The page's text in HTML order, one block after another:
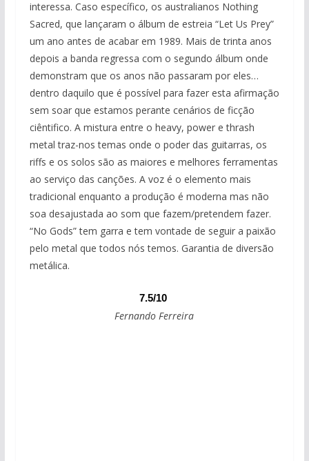
interessa. Caso específico, os australianos Nothing
Sacred, que lançaram o álbum de estreia “Let Us Prey”
um ano antes de acabar em 1989. Mais de trinta anos
depois a banda regressa com o segundo álbum onde
demonstram que os anos não passaram por eles…
dentro daquilo que é possível para fazer esta afirmação
sem soar que estamos perante cenários de ficção
ciêntifico. A mistura entre o heavy, power e thrash
metal traz-nos temas onde o poder das guitarras, os
riffs e os solos são as maiores e melhores ferramentas
ao serviço das canções. A voz é o elemento mais
tradicional enquanto a produção é moderna mas não
soa desajustada ao som que fazem/pretendem fazer.
“No Gods” tem garra e tem vontade de seguir a paixão
pelo metal que todos nós temos. Garantia de diversão
metálica.
7.5/10
Fernando Ferreira